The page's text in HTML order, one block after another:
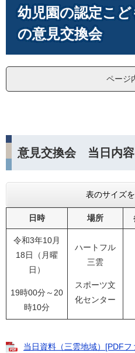
幼児園の認定こ
の意見交換会
ページ
意見交換会 当日内容
表のサイズ
日時 場所
令和3年10月
18日（月曜
日）
19時00分～20
時10分
ハートフル
三雲
スポーツ文
化センター
当日資料（三雲地域）[PDF